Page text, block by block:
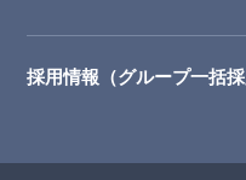
採用情報（グループ一括採